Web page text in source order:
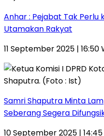
Anhar : Pejabat Tak Perlu
Utamakan Rakyat
11 September 2025 | 16:50
Samri Shaputra Minta
Seberang Segera
10 September 2025 | 14:45